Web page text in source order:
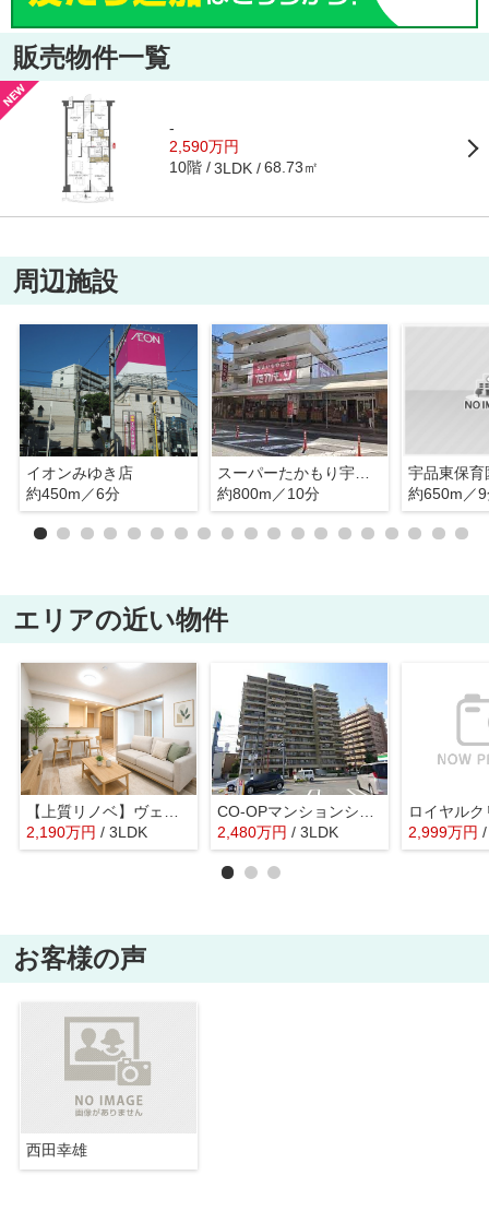
販売物件一覧
-
2,590万円
10階 3LDK 68.73㎡
周辺施設
イオンみゆき店
約450m／6分
スーパーたかもり宇品本店
約800m／10分
宇品東保育
約650m／
エリアの近い物件
2,190万円 / 3LDK
2,480万円 / 3LDK 2,999万円
お客様の声
西田幸雄